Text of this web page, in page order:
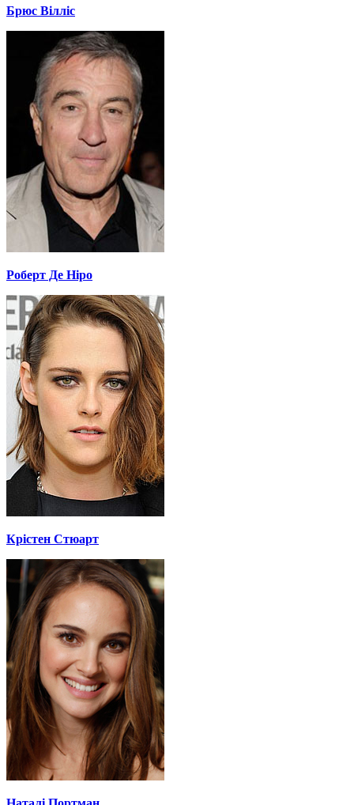
Брюс Вілліс
Роберт Де Ніро
Крістен Стюарт